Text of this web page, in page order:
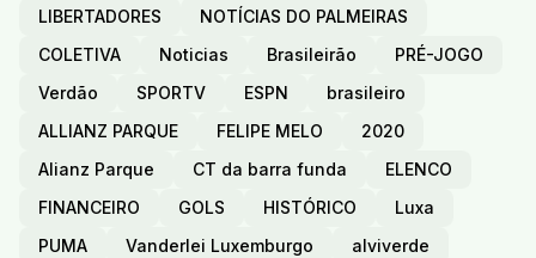
LIBERTADORES
NOTÍCIAS DO PALMEIRAS
COLETIVA
Noticias Brasileirão
PRÉ-JOGO
Verdão
SPORTV ESPN
brasileiro
ALLIANZ PARQUE
FELIPE MELO
2020
Alianz Parque
CT da barra funda
ELENCO
FINANCEIRO
GOLS HISTÓRICO
Luxa
PUMA
Vanderlei Luxemburgo
alviverde